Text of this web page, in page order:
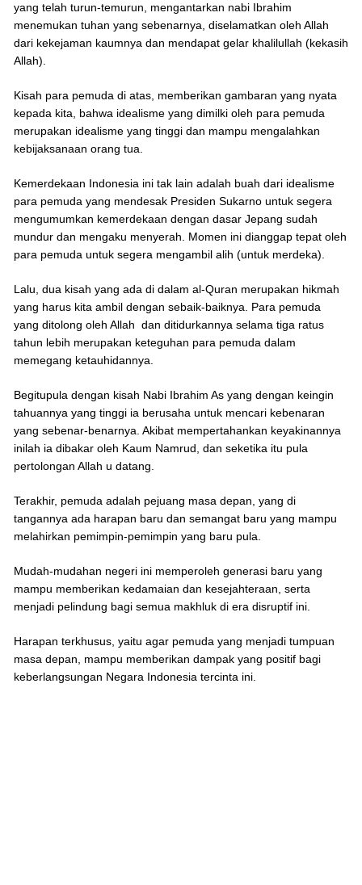
yang telah turun-temurun, mengantarkan nabi Ibrahim
menemukan tuhan yang sebenarnya, diselamatkan oleh Allah
dari kekejaman kaumnya dan mendapat gelar khalilullah (kekasih
Allah).
Kisah para pemuda di atas, memberikan gambaran yang nyata
kepada kita, bahwa idealisme yang dimilki oleh para pemuda
merupakan idealisme yang tinggi dan mampu mengalahkan
kebijaksanaan orang tua.
Kemerdekaan Indonesia ini tak lain adalah buah dari idealisme
para pemuda yang mendesak Presiden Sukarno untuk segera
mengumumkan kemerdekaan dengan dasar Jepang sudah
mundur dan mengaku menyerah. Momen ini dianggap tepat oleh
para pemuda untuk segera mengambil alih (untuk merdeka).
Lalu, dua kisah yang ada di dalam al-Quran merupakan hikmah
yang harus kita ambil dengan sebaik-baiknya. Para pemuda
yang ditolong oleh Allah dan ditidurkannya selama tiga ratus
tahun lebih merupakan keteguhan para pemuda dalam
memegang ketauhidannya.
Begitupula dengan kisah Nabi Ibrahim As yang dengan keingin
tahuannya yang tinggi ia berusaha untuk mencari kebenaran
yang sebenar-benarnya. Akibat mempertahankan keyakinannya
inilah ia dibakar oleh Kaum Namrud, dan seketika itu pula
pertolongan Allah u datang.
Terakhir, pemuda adalah pejuang masa depan, yang di
tangannya ada harapan baru dan semangat baru yang mampu
melahirkan pemimpin-pemimpin yang baru pula.
Mudah-mudahan negeri ini memperoleh generasi baru yang
mampu memberikan kedamaian dan kesejahteraan, serta
menjadi pelindung bagi semua makhluk di era disruptif ini.
Harapan terkhusus, yaitu agar pemuda yang menjadi tumpuan
masa depan, mampu memberikan dampak yang positif bagi
keberlangsungan Negara Indonesia tercinta ini.